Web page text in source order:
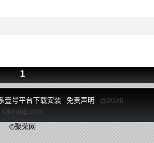
1
壹号平台下载安装| 免责声明
@2026
©jvrong.com
©聚荣网